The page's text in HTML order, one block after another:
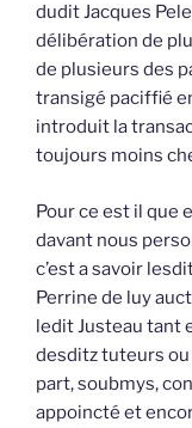
dudit Jacques
délibération de
de plusieurs des
transigé paciffié
introduit la
toujours moins
Pour ce est il que
davant nous
c’est a savoir
Perrine de luy
ledit Justeau tant
desditz tuteurs ou
part, soubmys,
appoincté et